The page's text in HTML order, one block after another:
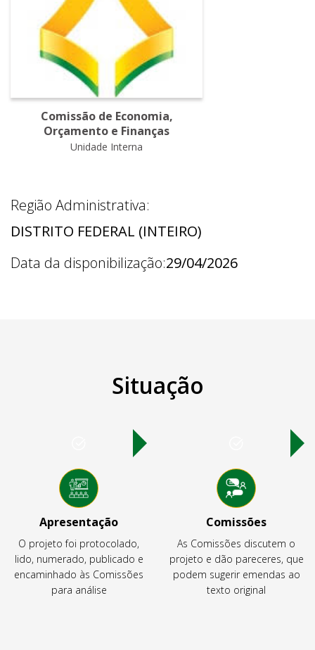
Comissão de Economia,
Orçamento e Finanças
Unidade Interna
Região Administrativa:
DISTRITO FEDERAL (INTEIRO)
Data da disponibilização:29/04/2026
Situação
Apresentação
O projeto foi protocolado,
lido, numerado, publicado e
encaminhado às Comissões
para análise
Comissões
As Comissões discutem o
projeto e dão pareceres, que
podem sugerir emendas ao
texto original